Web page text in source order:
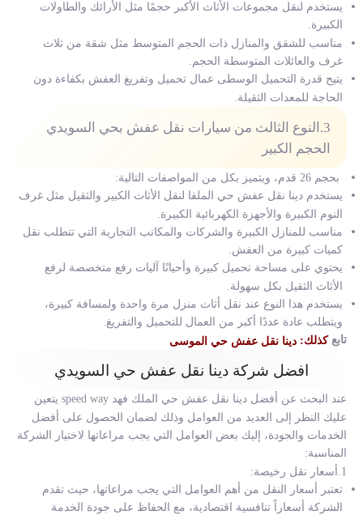
يستخدم لنقل مجموعات الأثاث الأكبر حجمًا مثل الأرائك والطاولات
الكبيرة.
مناسب للشقق والمنازل ذات الحجم المتوسط مثل شقة من ثلاث
غرف والعائلات المتوسطة الحجم.
يتيح قدرة التحميل الوسطى عمال تحميل وتفريغ العفش بكفاءة دون
الحاجة للمعدات الثقيلة.
3.النوع الثالث من سيارات نقل عفش بحي السويدي
الحجم الكبير
بحجم 26 قدم، ويتميز بكل من المواصفات التالية:
يستخدم دينا نقل عفش حي الملقا لنقل الأثاث الكبير والثقيل مثل غرف
النوم الكبيرة والأجهزة الكهربائية الكبيرة.
مناسب للمنازل الكبيرة والشركات والمكاتب التجارية التي تتطلب نقل
كميات كبيرة من العفش.
يحتوي على مساحة تحميل كبيرة وأحيانًا آليات رفع متخصصة لرفع
الأثاث الثقيل بكل سهولة.
يستخدم هذا النوع عند نقل أثاث منزل مرة واحدة ولمسافة كبيرة،
ويتطلب عادة عددًا أكبر من العمال للتحميل والتفريغ.
تابعكذلك: دينا نقل عفش حي الموسى
افضل شركة دينا نقل عفش حي السويدي
عند البحث عن أفضل دينا نقل عفش حي الملك فهد
speed way يتعين
عليك النظر إلى العديد من العوامل وذلك لضمان الحصول على أفضل
الخدمات والجودة، إليك بعض العوامل التي يجب مراعاتها لاختيار الشركة
المناسبة:
1.أسعار نقل رخيصة:
تعتبر أسعار النقل من أهم العوامل التي يجب مراعاتها، حيث تقدم
الشركة أسعاراً تنافسية اقتصادية، مع الحفاظ على جودة الخدمة